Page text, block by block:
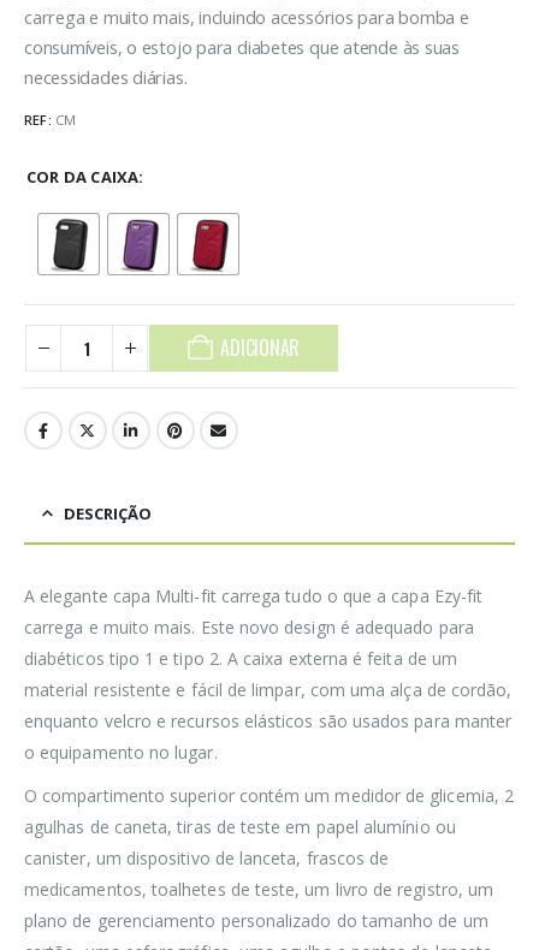
carrega e muito mais, incluindo acessórios para bomba e
consumíveis, o estojo para diabetes que atende às suas
necessidades diárias.
REF: CM
COR DA CAIXA
ADICIONAR
DESCRIÇÃO
A elegante capa Multi-fit carrega tudo o que a capa Ezy-fit
carrega e muito mais. Este novo design é adequado para
diabéticos tipo 1 e tipo 2. A caixa externa é feita de um
material resistente e fácil de limpar, com uma alça de cordão,
enquanto velcro e recursos elásticos são usados para manter
o equipamento no lugar.
O compartimento superior contém um medidor de glicemia, 2
agulhas de caneta, tiras de teste em papel alumínio ou
canister, um dispositivo de lanceta, frascos de
medicamentos, toalhetes de teste, um livro de registro, um
plano de gerenciamento personalizado do tamanho de um